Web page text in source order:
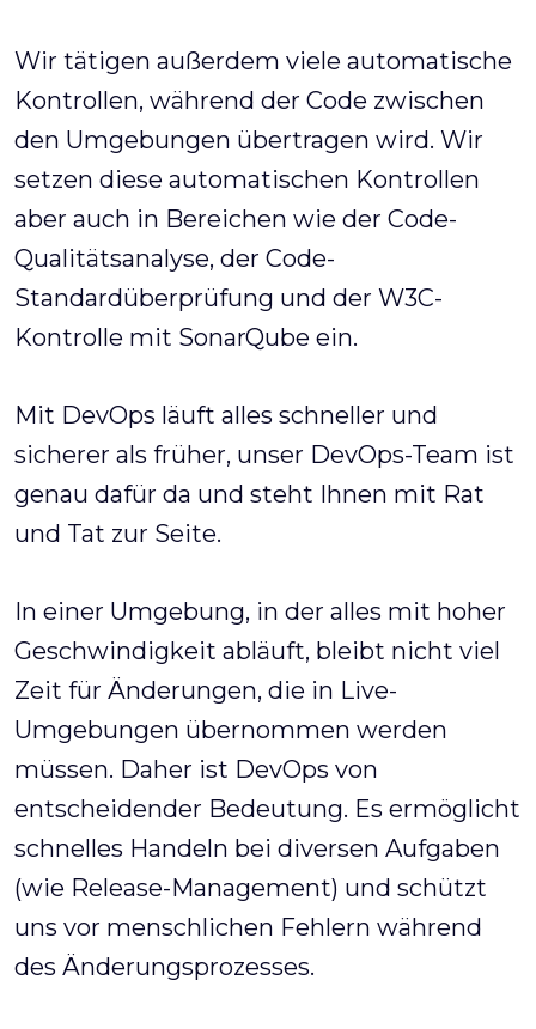
Wir tätigen außerdem viele automatische
Kontrollen, während der Code zwischen
den Umgebungen übertragen wird. Wir
setzen diese automatischen Kontrollen
aber auch in Bereichen wie der Code-
Qualitätsanalyse, der Code-
Standardüberprüfung und der W3C-
Kontrolle mit SonarQube ein.
Mit DevOps läuft alles schneller und
sicherer als früher, unser DevOps-Team ist
genau dafür da und steht Ihnen mit Rat
und Tat zur Seite.
In einer Umgebung, in der alles mit hoher
Geschwindigkeit abläuft, bleibt nicht viel
Zeit für Änderungen, die in Live-
Umgebungen übernommen werden
müssen. Daher ist DevOps von
entscheidender Bedeutung. Es ermöglicht
schnelles Handeln bei diversen Aufgaben
(wie Release-Management) und schützt
uns vor menschlichen Fehlern während
des Änderungsprozesses.